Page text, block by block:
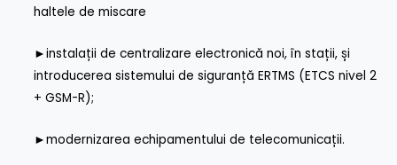
haltele de miscare
►instalații de centralizare electronică noi, în stații, și
introducerea sistemului de siguranță ERTMS (ETCS nivel 2
+ GSM-R);
►modernizarea echipamentului de telecomunicații.